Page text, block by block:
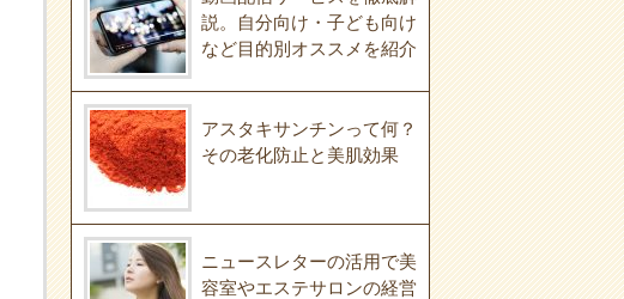
説。自分向け・子ども向け
など目的別オススメを紹介
アスタキサンチンって何？
その老化防止と美肌効果
ニュースレターの活用で美
容室やエステサロンの経営